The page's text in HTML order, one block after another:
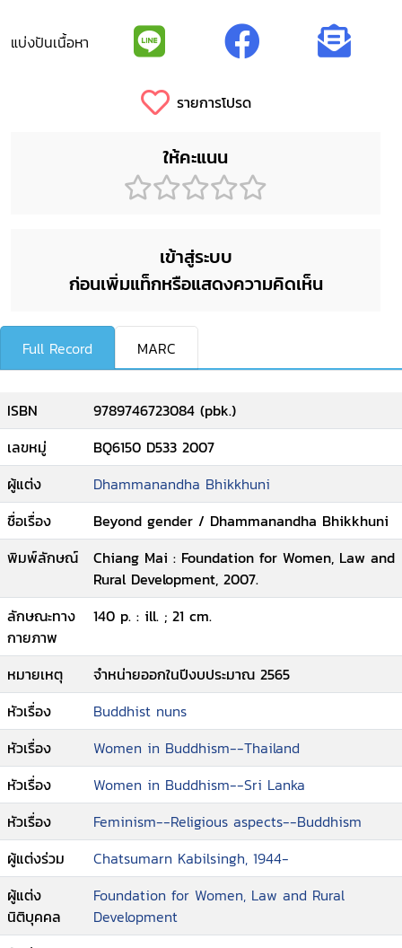
แบ่งปันเนื้อหา
รายการโปรด
ให้คะแนน
เข้าสู่ระบบ
ก่อนเพิ่มแท็กหรือแสดงความคิดเห็น
Full Record MARC
ISBN
9789746723084 (pbk.)
เลขหมู่
BQ6150 D533 2007
ผู้แต่ง
Dhammanandha Bhikkhuni
ชื่อเรื่อง
Beyond gender / Dhammanandha Bhikkhuni
พิมพ์ลักษณ์
Chiang Mai : Foundation for Women, Law and
Rural Development, 2007.
ลักษณะทาง
กายภาพ
140 p. : ill. ; 21 cm.
หมายเหตุ
จำหน่ายออกในปีงบประมาณ 2565
หัวเรื่อง
Buddhist nuns
หัวเรื่อง
Women in Buddhism--Thailand
หัวเรื่อง
Women in Buddhism--Sri Lanka
หัวเรื่อง
Feminism--Religious aspects--Buddhism
ผู้แต่งร่วม
Chatsumarn Kabilsingh, 1944-
ผู้แต่ง
นิติบุคคล
Foundation for Women, Law and Rural
Development